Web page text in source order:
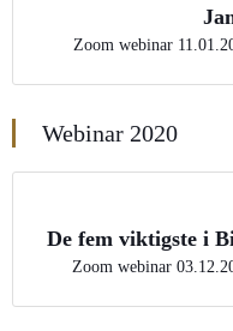
Zoom webinar
Webinar 2020
De fem viktigste i
Zoom webinar